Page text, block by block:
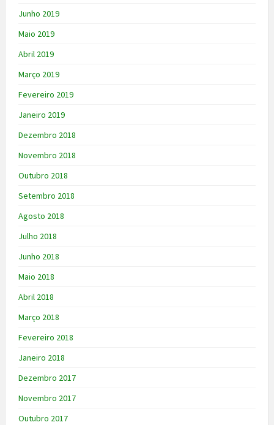
Junho 2019
Maio 2019
Abril 2019
Março 2019
Fevereiro 2019
Janeiro 2019
Dezembro 2018
Novembro 2018
Outubro 2018
Setembro 2018
Agosto 2018
Julho 2018
Junho 2018
Maio 2018
Abril 2018
Março 2018
Fevereiro 2018
Janeiro 2018
Dezembro 2017
Novembro 2017
Outubro 2017